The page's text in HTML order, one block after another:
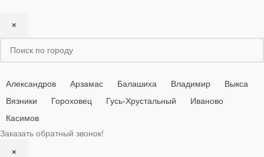
×
Александров Арзамас Балашиха Владимир
Выкса
Вязники
Гороховец Гусь-Хрустальный
Иваново
Касимов
Заказать обратный звонок!
×